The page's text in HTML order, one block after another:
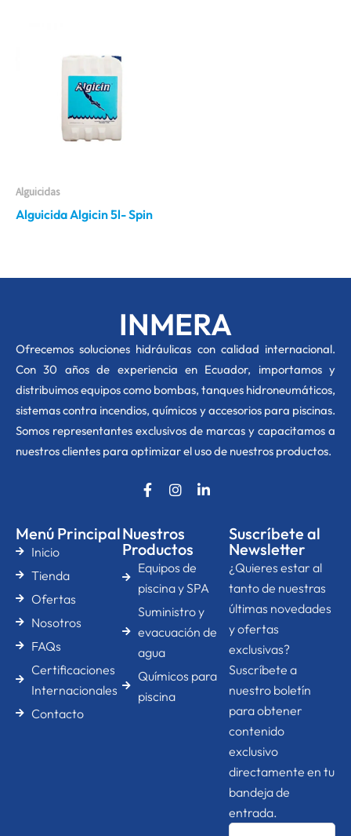
Alguicidas
Alguicida Algicin 5l- Spin
INMERA
Ofrecemos soluciones hidráulicas con calidad internacional.
Con 30 años de experiencia en Ecuador, importamos y
distribuimos equipos como bombas, tanques hidroneumáticos,
sistemas contra incendios, químicos y accesorios para piscinas.
Somos representantes exclusivos de marcas y capacitamos a
nuestros clientes para optimizar el uso de nuestros productos.
F
a
e
b
o
o
k
f
I
n
t
a
g
r
a
m
L
n
i
n
Menú Principal
Inicio
Tienda
Ofertas
Nosotros
FAQs
Certificaciones
Internacionales
Contacto
Nuestros
Productos
Equipos de
piscina y SPA
Suministro y
evacuación de
agua
Químicos para
piscina
Suscríbete al
Newsletter
¿Quieres estar al
tanto de nuestras
últimas novedades
y ofertas
exclusivas?
Suscríbete a
nuestro boletín
para obtener
contenido
exclusivo
directamente en tu
bandeja de
entrada.